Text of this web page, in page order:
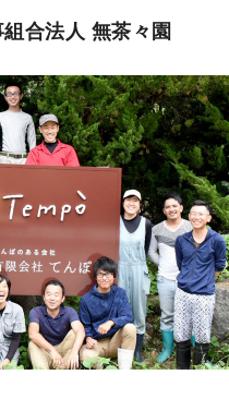
組合法人 無茶々園